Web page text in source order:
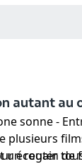
autant au
sonne -
plusieurs
un regain de
écouter